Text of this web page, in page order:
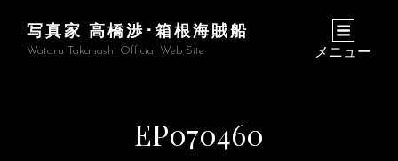
写真家 高橋渉･箱根海賊船
Wataru Takahashi Official Web Site メニュー
EP070460